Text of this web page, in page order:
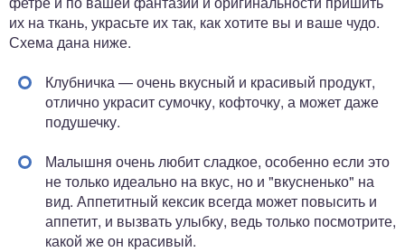
их на ткань, украсьте их так, как хотите вы и ваше чудо.
Схема дана ниже.
Клубничка — очень вкусный и красивый продукт,
отлично украсит сумочку, кофточку, а может даже
подушечку.
Малышня очень любит сладкое, особенно если это
не только идеально на вкус, но и "вкусненько" на
вид. Аппетитный кексик всегда может повысить и
аппетит, и вызвать улыбку, ведь только посмотрите,
какой же он красивый.